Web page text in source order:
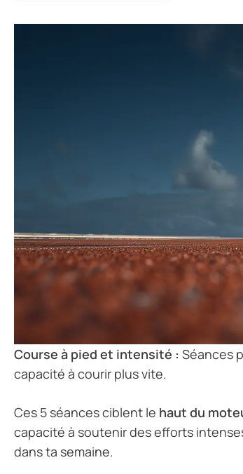
Course à pied et intensité : Séances
capacité à courir plus vite.
Ces 5 séances ciblent le haut du
capacité à soutenir des efforts
dans ta semaine.